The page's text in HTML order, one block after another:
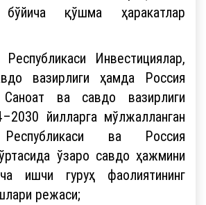
бўйича қўшма ҳаракатлар
Инвестициялар,
вазирлиги ҳамда Россия
ва савдо вазирлиги
йилларга мўлжалланган
Республикаси ва Россия
ўзаро савдо ҳажмини
ишчи гуруҳ фаолиятининг
режаси;